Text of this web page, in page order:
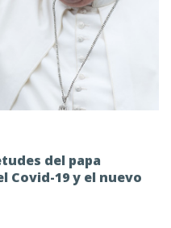
del papa
Covid-19 y el nuevo